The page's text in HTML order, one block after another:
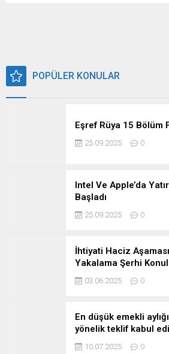
POPÜLER KONULAR
Eşref Rüya 15 Bölüm
25.09.2025 0
Intel Ve Apple’da
Başladı
25.09.2025 0
İhtiyati Haciz
Yakalama Şerhi
03.06.2025 0
En düşük emekli
yönelik teklif kabul
10.07.2025 0